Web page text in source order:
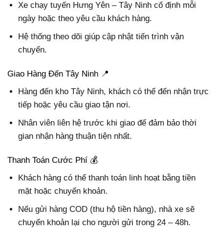
Xe chạy tuyến Hưng Yên – Tây Ninh cố định mỗi
ngày hoặc theo yêu cầu khách hàng.
Hệ thống theo dõi giúp cập nhật tiến trình vận
chuyển.
Giao Hàng Đến Tây Ninh 📍
Hàng đến kho Tây Ninh, khách có thể đến nhận trực
tiếp hoặc yêu cầu giao tận nơi.
Nhân viên liên hệ trước khi giao để đảm bảo thời
gian nhận hàng thuận tiện nhất.
Thanh Toán Cước Phí 💰
Khách hàng có thể thanh toán linh hoạt bằng tiền
mặt hoặc chuyển khoản.
Nếu gửi hàng COD (thu hộ tiền hàng), nhà xe sẽ
chuyển khoản lại cho người gửi trong 24 – 48h.